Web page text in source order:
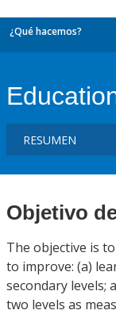
¿Qué hacemos?
Objetivo
The objective is
to improve: (a)
secondary levels;
two levels as